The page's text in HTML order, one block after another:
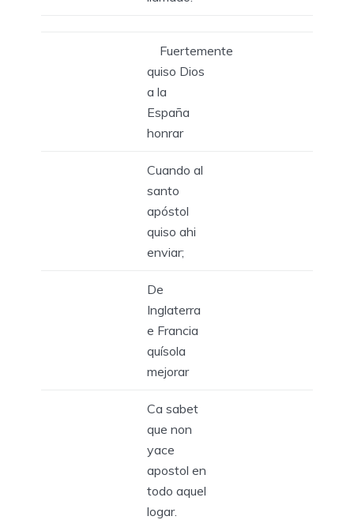
Fuertemente
quiso Dios
a la
España
honrar
Cuando al
santo
apóstol
quiso ahi
enviar;
De
Inglaterra
e Francia
quísola
mejorar
Ca sabet
que non
yace
apostol en
todo aquel
logar.